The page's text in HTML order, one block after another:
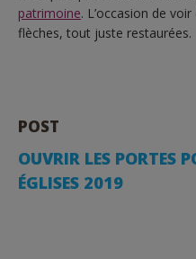
patrimoine. L’occasion de
flèches, tout juste restaurées.
POST
OUVRIR LES PORTES
ÉGLISES 2019